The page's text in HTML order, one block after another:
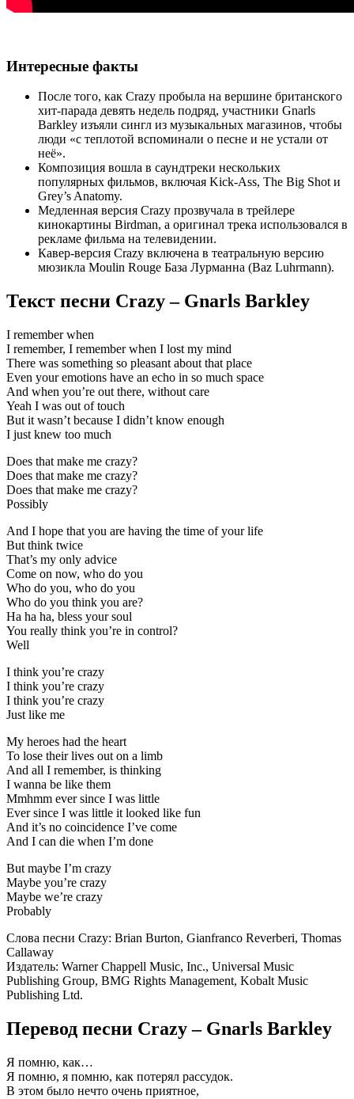
Интересные факты
После того, как Crazy пробыла на вершине британского
хит-парада девять недель подряд, участники Gnarls
Barkley изъяли сингл из музыкальных магазинов, чтобы
люди «с теплотой вспоминали о песне и не устали от
неё».
Композиция вошла в саундтреки нескольких
популярных фильмов, включая Kick-Ass, The Big Shot и
Grey’s Anatomy.
Медленная версия Crazy прозвучала в трейлере
кинокартины Birdman, а оригинал трека использовался в
рекламе фильма на телевидении.
Кавер-версия Crazy включена в театральную версию
мюзикла Moulin Rouge База Лурманна (Baz Luhrmann).
Текст песни Crazy – Gnarls Barkley
I remember when
I remember, I remember when I lost my mind
There was something so pleasant about that place
Even your emotions have an echo in so much space
And when you’re out there, without care
Yeah I was out of touch
But it wasn’t because I didn’t know enough
I just knew too much
Does that make me crazy?
Does that make me crazy?
Does that make me crazy?
Possibly
And I hope that you are having the time of your life
But think twice
That’s my only advice
Come on now, who do you
Who do you, who do you
Who do you think you are?
Ha ha ha, bless your soul
You really think you’re in control?
Well
I think you’re crazy
I think you’re crazy
I think you’re crazy
Just like me
My heroes had the heart
To lose their lives out on a limb
And all I remember, is thinking
I wanna be like them
Mmhmm ever since I was little
Ever since I was little it looked like fun
And it’s no coincidence I’ve come
And I can die when I’m done
But maybe I’m crazy
Maybe you’re crazy
Maybe we’re crazy
Probably
Слова песни Crazy: Brian Burton, Gianfranco Reverberi, Thomas
Callaway
Издатель: Warner Chappell Music, Inc., Universal Music
Publishing Group, BMG Rights Management, Kobalt Music
Publishing Ltd.
Перевод песни Crazy – Gnarls Barkley
Я помню, как…
Я помню, я помню, как потерял рассудок.
В этом было нечто очень приятное,